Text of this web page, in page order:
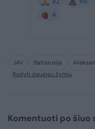
JAV Baltarusija
Rodyti daugiau žymių
Komentuoti po šiuo